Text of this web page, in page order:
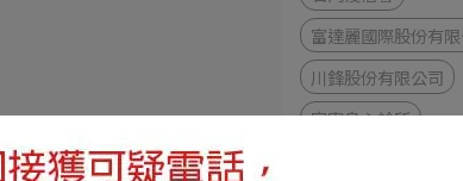
富達麗國際股份有
川鋒股份有限公司
宇寧身心診所